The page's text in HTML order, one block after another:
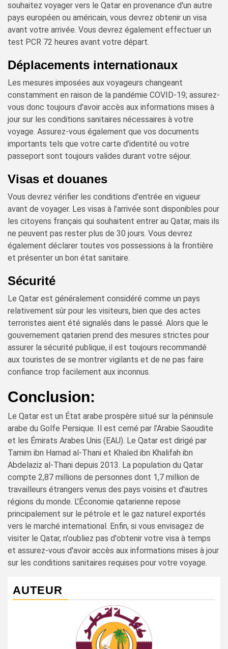
souhaitez voyager vers le Qatar en provenance d'un autre
pays européen ou américain, vous devrez obtenir un visa
avant votre arrivée. Vous devrez également effectuer un
test PCR 72 heures avant votre départ.
Déplacements internationaux
Les mesures imposées aux voyageurs changeant
constamment en raison de la pandémie COVID-19; assurez-
vous donc toujours d'avoir accès aux informations mises à
jour sur les conditions sanitaires nécessaires à votre
voyage. Assurez-vous également que vos documents
importants tels que votre carte d’identité ou votre
passeport sont toujours valides durant votre séjour.
Visas et douanes
Vous devrez vérifier les conditions d'entrée en vigueur
avant de voyager. Les visas à l’arrivée sont disponibles pour
les citoyens français qui souhaitent entrer au Qatar, mais ils
ne peuvent pas rester plus de 30 jours. Vous devrez
également déclarer toutes vos possessions à la frontière
et présenter un bon état sanitaire.
Sécurité
Le Qatar est généralement considéré comme un pays
relativement sûr pour les visiteurs, bien que des actes
terroristes aient été signalés dans le passé. Alors que le
gouvernement qatarien prend des mesures strictes pour
assurer la sécurité publique, il est toujours recommandé
aux touristes de se montrer vigilants et de ne pas faire
confiance trop facilement aux inconnus.
Conclusion:
Le Qatar est un État arabe prospère situé sur la péninsule
arabe du Golfe Persique. Il est cerné par l’Arabie Saoudite
et les Émirats Arabes Unis (EAU). Le Qatar est dirigé par
Tamim ibn Hamad al-Thani et Khaled ibn Khalifah ibn
Abdelaziz al-Thani depuis 2013. La population du Qatar
compte 2,87 millions de personnes dont 1,7 million de
travailleurs étrangers venus des pays voisins et d'autres
régions du monde. L’Économie qatarienne repose
principalement sur le pétrole et le gaz naturel exportés
vers le marché international. Enfin, si vous envisagez de
visiter le Qatar, n'oubliez pas d'obtenir votre visa à temps
et assurez-vous d'avoir accès aux informations mises à jour
sur les conditions sanitaires requises pour votre voyage.
AUTEUR